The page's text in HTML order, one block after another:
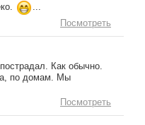
...
Посмотреть
Как обычно.
по домам. Мы
Посмотреть